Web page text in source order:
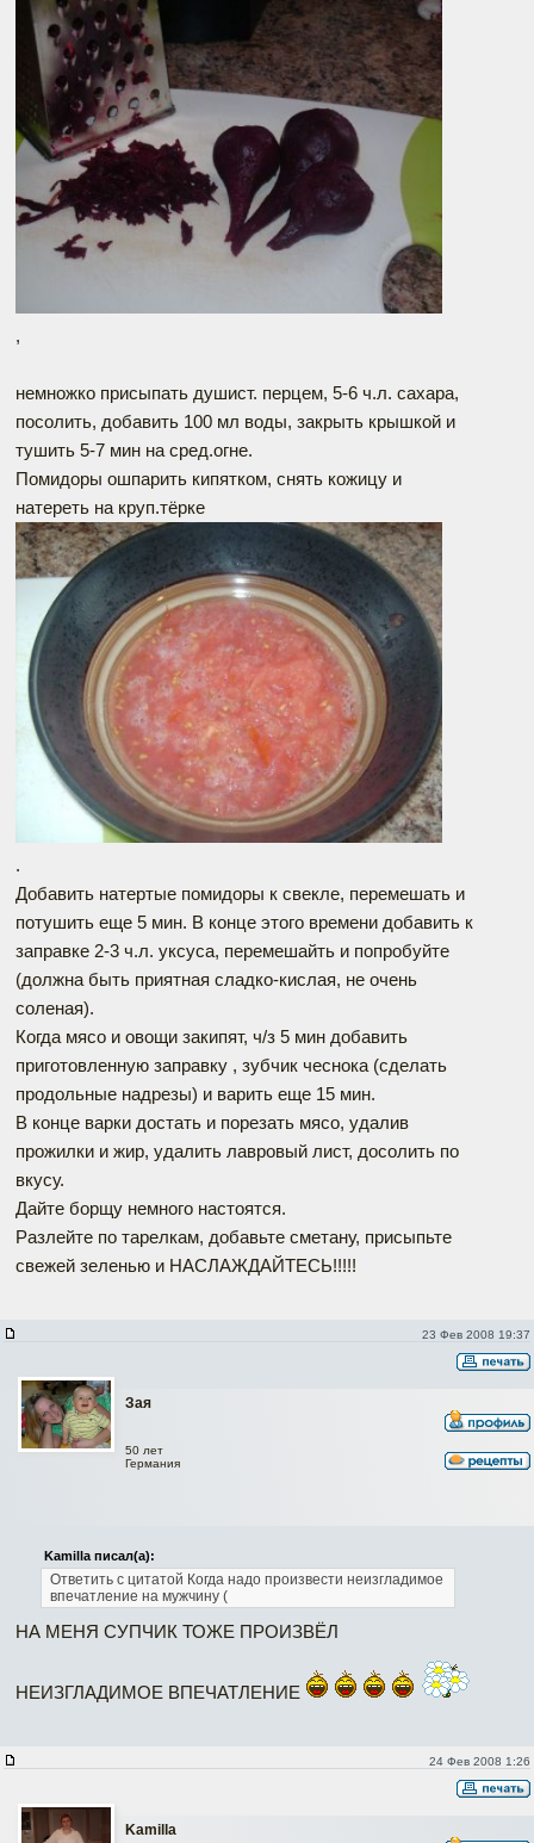
,
немножко присыпать душист. перцем, 5-6 ч.л. сахара,
посолить, добавить 100 мл воды, закрыть крышкой и
тушить 5-7 мин на сред.огне.
Помидоры ошпарить кипятком, снять кожицу и
натереть на круп.тёрке
.
Добавить натертые помидоры к свекле, перемешать и
потушить еще 5 мин. В конце этого времени добавить к
заправке 2-3 ч.л. уксуса, перемешайть и попробуйте
(должна быть приятная сладко-кислая, не очень
соленая).
Когда мясо и овощи закипят, ч/з 5 мин добавить
приготовленную заправку , зубчик чеснока (сделать
продольные надрезы) и варить еще 15 мин.
В конце варки достать и порезать мясо, удалив
прожилки и жир, удалить лавровый лист, досолить по
вкусу.
Дайте борщу немного настоятся.
Разлейте по тарелкам, добавьте сметану, присыпьте
свежей зеленью и НАСЛАЖДАЙТЕСЬ!!!!!
23 Фев 2008 19:37
Зая
50 лет
Германия
Kamilla писал(а):
Ответить с цитатой Когда надо произвести неизгладимое
впечатление на мужчину (
НА МЕНЯ СУПЧИК ТОЖЕ ПРОИЗВЁЛ
НЕИЗГЛАДИМОЕ ВПЕЧАТЛЕНИЕ
24 Фев 2008 1:26
Kamilla